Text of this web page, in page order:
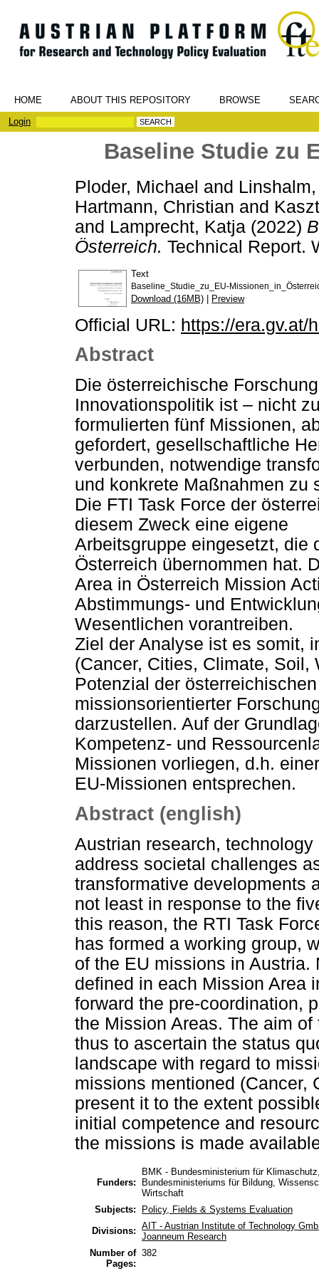
HOME ABOUT THIS REPOSITORY BROWSE
Login
Baseline Studie zu
Ploder, Michael and
Hartmann, Christian and
and Lamprecht, Katja (2022)
Österreich. Technical Report.
Text
Baseline_Studie_zu_EU-
Download (16MB) | Preview
Official URL: https://era.gv.at/
Abstract
Die österreichische
Innovationspolitik ist – nicht
formulierten fünf Missionen,
gefordert, gesellschaftliche
verbunden, notwendige
und konkrete Maßnahmen zu
Die FTI Task Force der
diesem Zweck eine eigene
Arbeitsgruppe eingesetzt, die
Österreich übernommen hat.
Area in Österreich Mission
Abstimmungs- und
Wesentlichen vorantreiben.
Ziel der Analyse ist es somit,
(Cancer, Cities, Climate, Soil,
Potenzial der
missionsorientierter
darzustellen. Auf der
Kompetenz- und
Missionen vorliegen, d.h.
EU-Missionen entsprechen.
Abstract (english)
Austrian research,
address societal challenges
transformative developments
not least in response to the
this reason, the RTI Task
has formed a working group,
of the EU missions in
defined in each Mission Area
forward the pre-coordination,
the Mission Areas. The aim
thus to ascertain the status
landscape with regard to
missions mentioned (Cancer,
present it to the extent
initial competence and
the missions is made
Funders:
BMK - Bundesministerium für
Bundesministeriums für Bildung,
Wirtschaft
Subjects:
Policy, Fields & Systems Evaluation
Divisions: AIT - Austrian Institute of Technology
Joanneum Research
Number of
Pages:
382